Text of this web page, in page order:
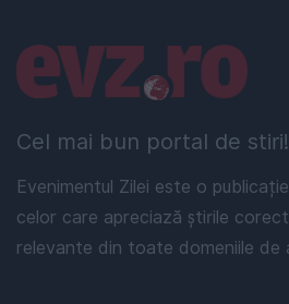
Cel mai bun portal de stiri!
Evenimentul Zilei este o
celor care apreciază știrile
relevante din toate domeniile
Linkuri utile